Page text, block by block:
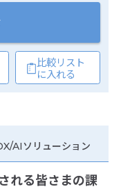
比較リスト
に入れる
AIソリューション
れる皆さまの課